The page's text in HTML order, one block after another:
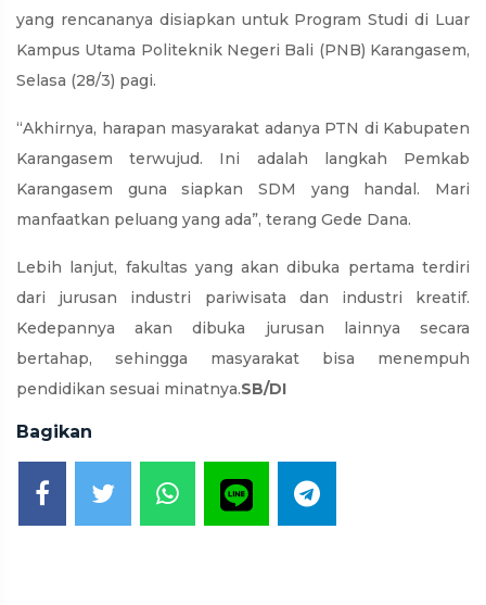
yang rencananya disiapkan untuk Program Studi di Luar
Kampus Utama Politeknik Negeri Bali (PNB) Karangasem,
Selasa (28/3) pagi.
“Akhirnya, harapan masyarakat adanya PTN di Kabupaten
Karangasem terwujud. Ini adalah langkah Pemkab
Karangasem guna siapkan SDM yang handal. Mari
manfaatkan peluang yang ada”, terang Gede Dana.
Lebih lanjut, fakultas yang akan dibuka pertama terdiri
dari jurusan industri pariwisata dan industri kreatif.
Kedepannya akan dibuka jurusan lainnya secara
bertahap, sehingga masyarakat bisa menempuh
pendidikan sesuai minatnya.SB/DI
Bagikan